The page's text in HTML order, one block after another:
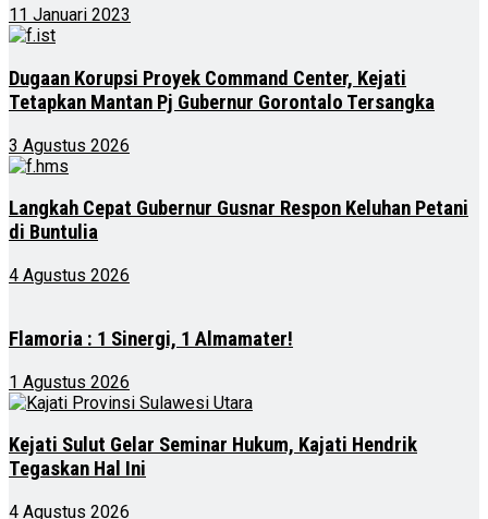
11 Januari 2023
Dugaan Korupsi Proyek Command Center, Kejati
Tetapkan Mantan Pj Gubernur Gorontalo Tersangka
3 Agustus 2026
Langkah Cepat Gubernur Gusnar Respon Keluhan Petani
di Buntulia
4 Agustus 2026
Flamoria : 1 Sinergi, 1 Almamater!
1 Agustus 2026
Kejati Sulut Gelar Seminar Hukum, Kajati Hendrik
Tegaskan Hal Ini
4 Agustus 2026